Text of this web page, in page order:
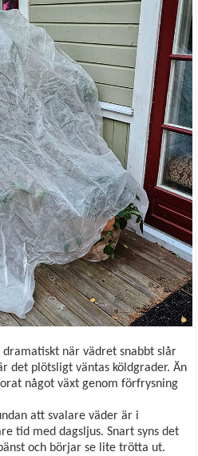
när vädret snabbt slår
det plötsligt väntas köldgrader. Än
något växt genom förfrysning
att svalare väder är i
tid med dagsljus. Snart syns det
och börjar se lite trötta ut.